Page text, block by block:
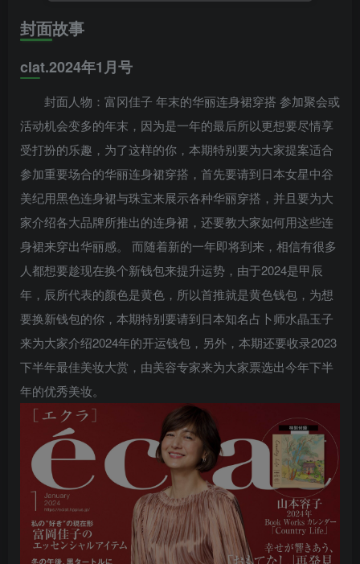
封面故事
clat.2024年1月号
封面人物：富冈佳子 年末的华丽连身裙穿搭 参加聚会或
活动机会变多的年末，因为是一年的最后所以更想要尽情享
受打扮的乐趣，为了这样的你，本期特别要为大家提案适合
参加重要场合的华丽连身裙穿搭，首先要请到日本女星中谷
美纪用黑色连身裙与珠宝来展示各种华丽穿搭，并且要为大
家介绍各大品牌所推出的连身裙，还要教大家如何用这些连
身裙来穿出华丽感。 而随着新的一年即将到来，相信有很多
人都想要趁现在换个新钱包来提升运势，由于2024是甲辰
年，辰所代表的颜色是黄色，所以首推就是黄色钱包，为想
要换新钱包的你，本期特别要请到日本知名占卜师水晶玉子
来为大家介绍2024年的开运钱包，另外，本期还要收录2023
下半年最佳美妆大赏，由美容专家来为大家票选出今年下半
年的优秀美妆。